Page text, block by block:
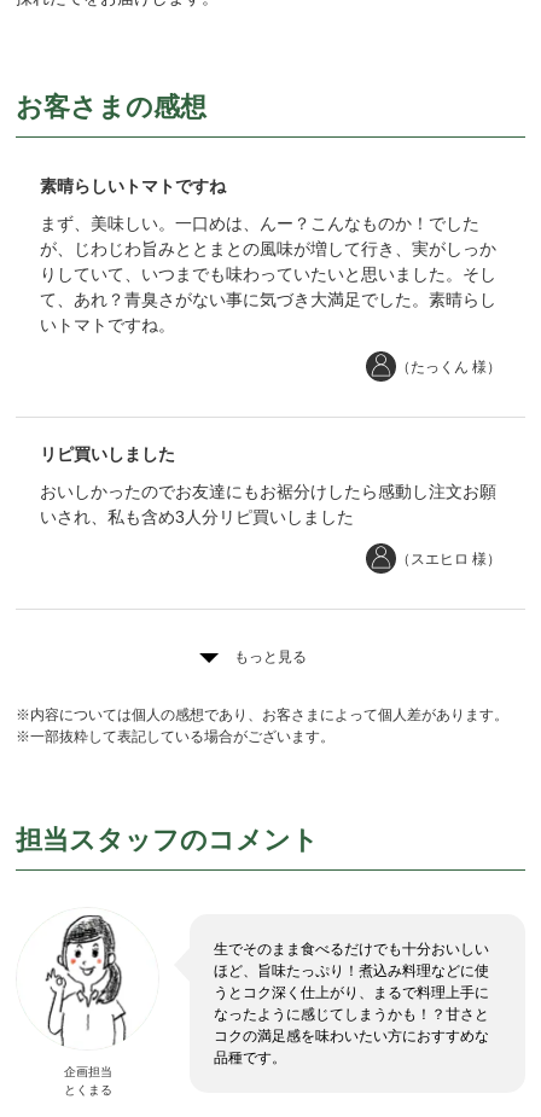
お客さまの感想
素晴らしいトマトですね
まず、美味しい。一口めは、んー？こんなものか！でした
が、じわじわ旨みととまとの風味が増して行き、実がしっか
りしていて、いつまでも味わっていたいと思いました。そし
て、あれ？青臭さがない事に気づき大満足でした。素晴らし
いトマトですね。
（たっくん 様）
リピ買いしました
おいしかったのでお友達にもお裾分けしたら感動し注文お願
いされ、私も含め3人分リピ買いしました
（スエヒロ 様）
もっと見る
※内容については個人の感想であり、お客さまによって個人差があります。
※一部抜粋して表記している場合がございます。
担当スタッフのコメント
企画担当
とくまる
生でそのまま食べるだけでも十分おいしい
ほど、旨味たっぷり！煮込み料理などに使
うとコク深く仕上がり、まるで料理上手に
なったように感じてしまうかも！？甘さと
コクの満足感を味わいたい方におすすめな
品種です。